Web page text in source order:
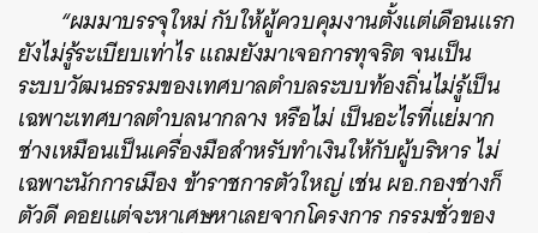
“ผมมาบรรจุใหม่ กับให้ผู้ควบคุมงานตั้งแต่เดือนแรก
ยังไม่รู้ระเบียบเท่าไร แถมยังมาเจอการทุจริต จนเป็น
ระบบวัฒนธรรมของเทศบาลตำบลระบบท้องถิ่นไม่รู้เป็น
เฉพาะเทศบาลตำบลนากลาง หรือไม่ เป็นอะไรที่แย่มาก
ช่างเหมือนเป็นเครื่องมือสำหรับทำเงินให้กับผู้บริหาร ไม่
เฉพาะนักการเมือง ข้าราชการตัวใหญ่ เช่น ผอ.กองช่างก็
ตัวดี คอยแต่จะหาเศษหาเลยจากโครงการ กรรมชั่วของ